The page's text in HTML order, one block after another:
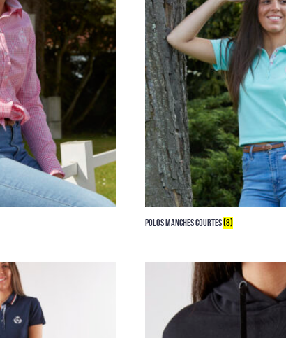
POLOS MANCHES COURTES(8)